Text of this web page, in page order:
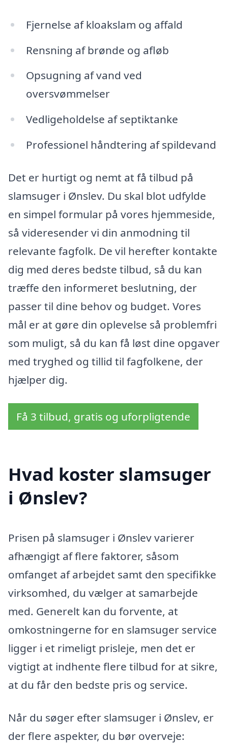
Fjernelse af kloakslam og affald
Rensning af brønde og afløb
Opsugning af vand ved
oversvømmelser
Vedligeholdelse af septiktanke
Professionel håndtering af spildevand
Det er hurtigt og nemt at få tilbud på
slamsuger i Ønslev. Du skal blot udfylde
en simpel formular på vores hjemmeside,
så videresender vi din anmodning til
relevante fagfolk. De vil herefter kontakte
dig med deres bedste tilbud, så du kan
træffe den informeret beslutning, der
passer til dine behov og budget. Vores
mål er at gøre din oplevelse så problemfri
som muligt, så du kan få løst dine opgaver
med tryghed og tillid til fagfolkene, der
hjælper dig.
Få 3 tilbud, gratis og uforpligtende
Hvad koster slamsuger
i Ønslev?
Prisen på slamsuger i Ønslev varierer
afhængigt af flere faktorer, såsom
omfanget af arbejdet samt den specifikke
virksomhed, du vælger at samarbejde
med. Generelt kan du forvente, at
omkostningerne for en slamsuger service
ligger i et rimeligt prisleje, men det er
vigtigt at indhente flere tilbud for at sikre,
at du får den bedste pris og service.
Når du søger efter slamsuger i Ønslev, er
der flere aspekter, du bør overveje: